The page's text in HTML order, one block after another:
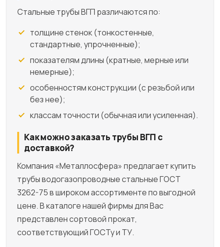
Стальные трубы ВГП различаются по:
толщине стенок (тонкостенные,
стандартные, упрочненные);
показателям длины (кратные, мерные или
немерные);
особенностям конструкции (с резьбой или
без нее);
классам точности (обычная или усиленная).
Как можно заказать трубы ВГП с
доставкой?
Компания «Металлосфера» предлагает купить
трубы водогазопроводные стальные ГОСТ
3262-75 в широком ассортименте по выгодной
цене. В каталоге нашей фирмы для Вас
представлен сортовой прокат,
соответствующий ГОСТу и ТУ.